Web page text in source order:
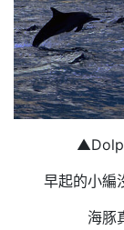
早起的小編
海豚